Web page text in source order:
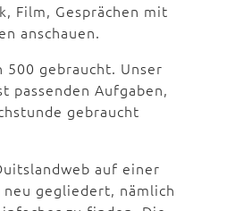
Film, Gesprächen mit
anschauen.
gebraucht. Unser
passenden Aufgaben,
gebraucht
auf einer
gegliedert, nämlich